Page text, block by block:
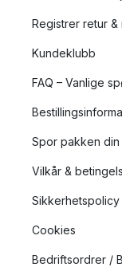
Registrer retur &
Kundeklubb
FAQ – Vanlige
Spor pakken din
Vilkår &
Sikkerhetspolicy
Cookies
Bedriftsordrer /